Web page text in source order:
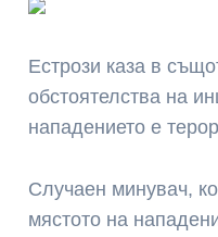
Естрози каза в
обстоятелства на
нападението е
Случаен минувач,
мястото на